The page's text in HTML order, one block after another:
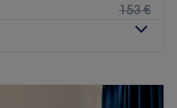
153 €
20:00